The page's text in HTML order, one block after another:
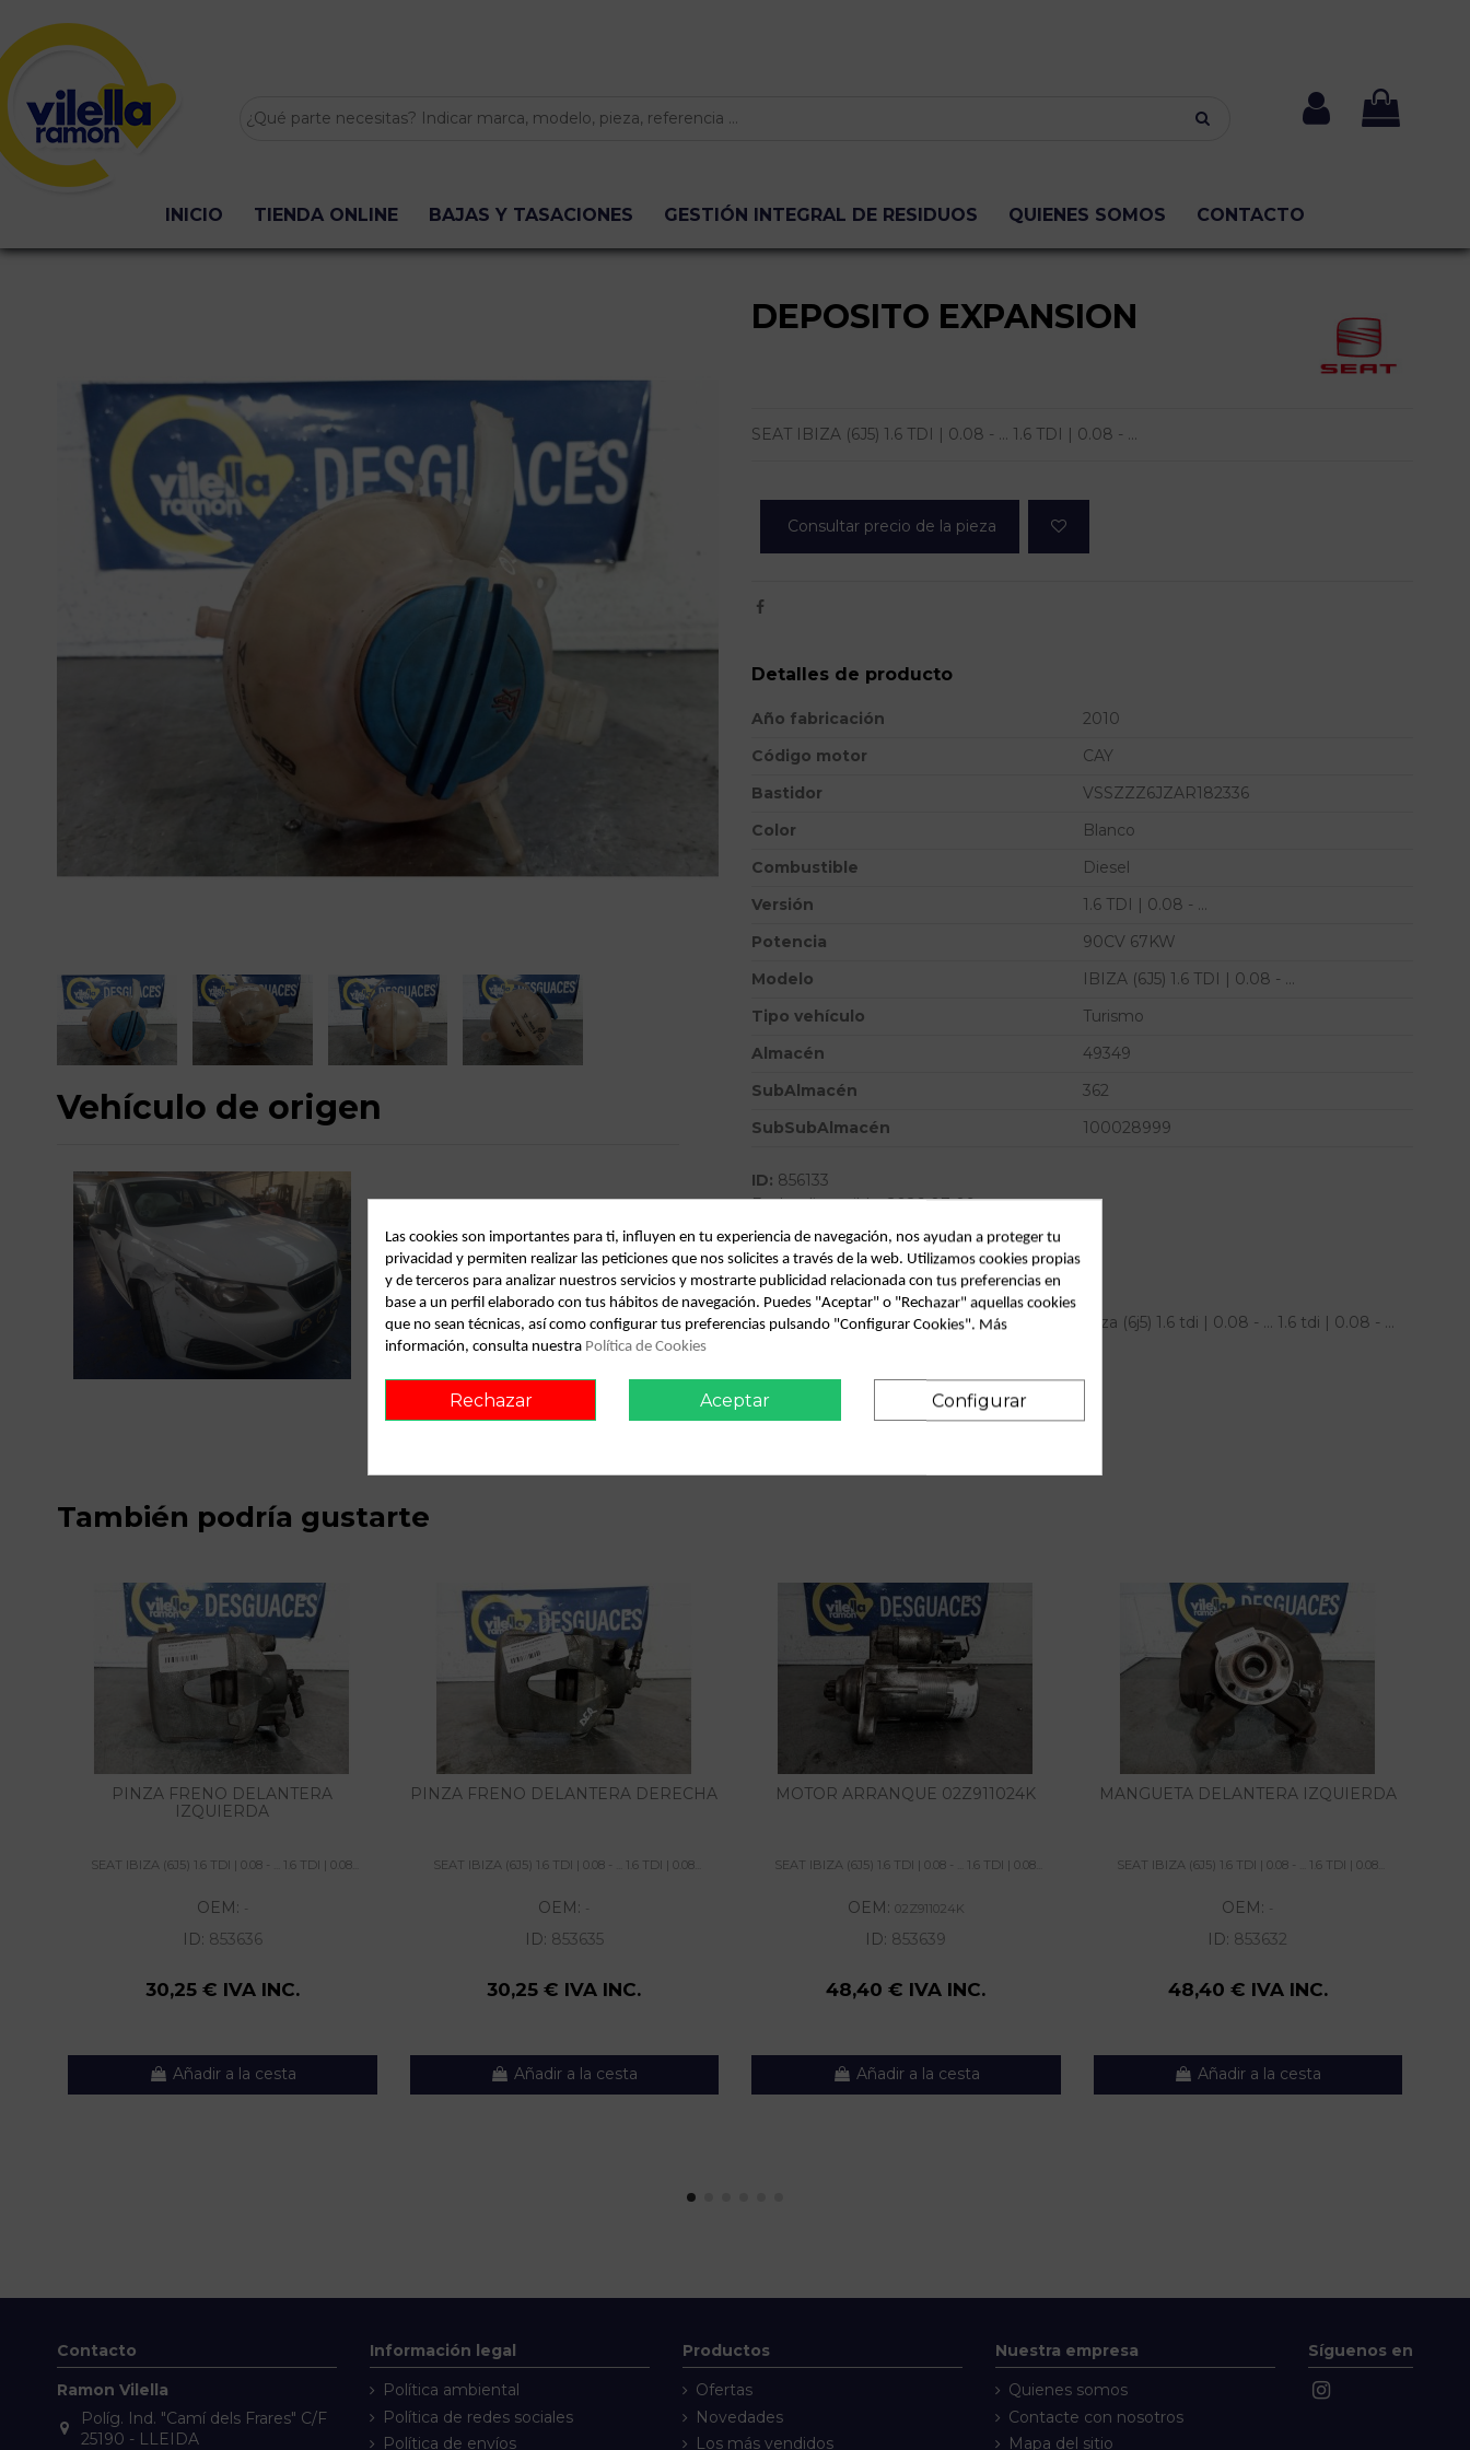
INICIO TIENDA ONLINE BAJAS Y TASACIONES GESTIÓN INTEGRAL DE RESIDUOS QUIENES SOMOS CONTACTO
Vehículo de origen
Consult vehicle of origin
DEPOSITO EXPANSION
SEAT IBIZA (6J5) 1.6 TDI | 0.08 - ... 1.6 TDI | 0.08 - ...
Consultar precio de la pieza
Detalles de producto
Año fabricación
2010
Código motor
CAY
Bastidor
VSSZZZ6JZAR182336
Color
Blanco
Combustible
Diesel
Versión
1.6 TDI | 0.08 - ...
Potencia
90CV 67KW
Modelo
IBIZA (6J5) 1.6 TDI | 0.08 - ...
Tipo vehículo
Turismo
Almacén
49349
SubAlmacén
362
SubSubAlmacén
100028999
ID: 856133
Fecha disponible: 2026-07-09
Descripción
Recambio de deposito expansion para seat ibiza (6j5) 1.6 tdi | 0.08 - ... 1.6 tdi | 0.08 - ...
También podría gustarte
PINZA FRENO DELANTERA
IZQUIERDA
SEAT IBIZA (6J5) 1.6 TDI | 0.08 - ... 1.6 TDI | 0.08...
OEM: -
ID: 853636
30,25 € IVA INC.
Añadir a la cesta
PINZA FRENO DELANTERA DERECHA
SEAT IBIZA (6J5) 1.6 TDI | 0.08 - ... 1.6 TDI | 0.08...
OEM: -
ID: 853635
30,25 € IVA INC.
Añadir a la cesta
MOTOR ARRANQUE 02Z911024K
SEAT IBIZA (6J5) 1.6 TDI | 0.08 - ... 1.6 TDI | 0.08...
OEM: 02Z911024K
ID: 853639
48,40 € IVA INC.
Añadir a la cesta
MANGUETA DELANTERA IZQUIERDA
SEAT IBIZA (6J5) 1.6 TDI | 0.08 - ... 1.6 TDI | 0.08...
OEM: -
ID: 853632
48,40 € IVA INC.
Añadir a la cesta
Contacto
Ramon Vilella
Políg. Ind. "Camí dels Frares" C/F
25190 - LLEIDA
Información legal
Política ambiental
Política de redes sociales
Política de envíos
Productos
Ofertas
Novedades
Los más vendidos
Nuestra empresa
Quienes somos
Contacte con nosotros
Mapa del sitio
Síguenos en
Las cookies son importantes para ti, influyen en tu experiencia de navegación, nos ayudan a proteger tu
privacidad y permiten realizar las peticiones que nos solicites a través de la web. Utilizamos cookies propias
y de terceros para analizar nuestros servicios y mostrarte publicidad relacionada con tus preferencias en
base a un perfil elaborado con tus hábitos de navegación. Puedes "Aceptar" o "Rechazar" aquellas cookies
que no sean técnicas, así como configurar tus preferencias pulsando "Configurar Cookies". Más
información, consulta nuestra Política de Cookies
Rechazar Aceptar Configurar